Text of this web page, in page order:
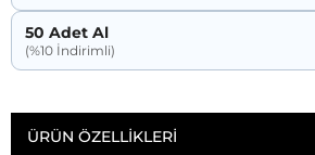
50 Adet Al
(%10 İndirimli)
ÜRÜN ÖZELLIKLERI